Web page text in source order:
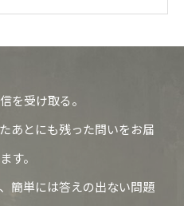
を受け取る。
あとにも残った問いをお届
す。
簡単には答えの出ない問題